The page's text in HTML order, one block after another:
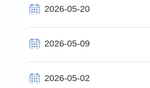
2026-05-20
2026-05-09
2026-05-02